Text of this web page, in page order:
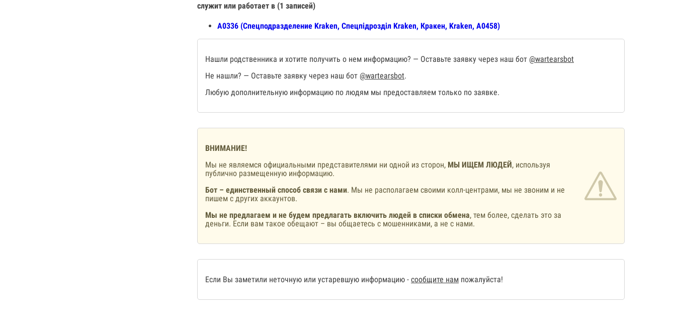
служит или работает в (1 записей)
А0336 (Спецподразделение Kraken, Спецпiдроздiл Kraken, Кракен, Kraken, А0458)
Нашли родственника и хотите получить о нем информацию? — Оставьте заявку через наш бот @wartearsbot
Не нашли? — Оставьте заявку через наш бот @wartearsbot.
Любую дополнительную информацию по людям мы предоставляем только по заявке.
ВНИМАНИЕ!
Мы не являемся официальными представителями ни одной из сторон, МЫ ИЩЕМ ЛЮДЕЙ, используя
публично размещенную информацию.
Бот – единственный способ связи с нами. Мы не располагаем своими колл-центрами, мы не звоним и не
пишем с других аккаунтов.
Мы не предлагаем и не будем предлагать включить людей в списки обмена, тем более, сделать это за
деньги. Если вам такое обещают – вы общаетесь с мошенниками, а не с нами.
Если Вы заметили неточную или устаревшую информацию - сообщите нам пожалуйста!